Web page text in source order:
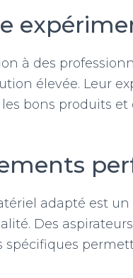
à des
élevée. Leur
bons produits
adapté est
Des
spécifiques